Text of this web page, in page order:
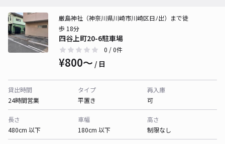
四谷上町20-6駐車場
厳島神社（神奈川県川崎市川崎区日ﾉ出）まで徒
歩 18分
0 / 0件
¥800〜 / 日
貸出時間
24時間営業
タイプ
平置き
再入庫
可
長さ
480cm 以下
車幅
180cm 以下
高さ
制限なし